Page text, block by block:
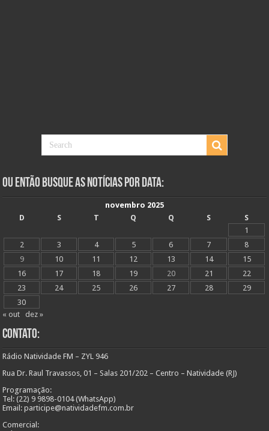
Ou Então Busque as Notícias Por Data:
novembro 2025
D
S T Q Q S
S
1
2
3 4 5 6 7
8
9
10 11 12 13 14
15
16
17 18 19 20 21
22
23
24 25 26 27 28
29
30
« out
dez »
Contato:
Rádio Natividade FM – ZYL 946
Rua Dr. Raul Travassos, 01 – Salas 201/202 – Centro – Natividade (RJ)
Programação:
Tel: (22) 9 9898-0104 (WhatsApp)
Email: participe@natividadefm.com.br
Comercial: